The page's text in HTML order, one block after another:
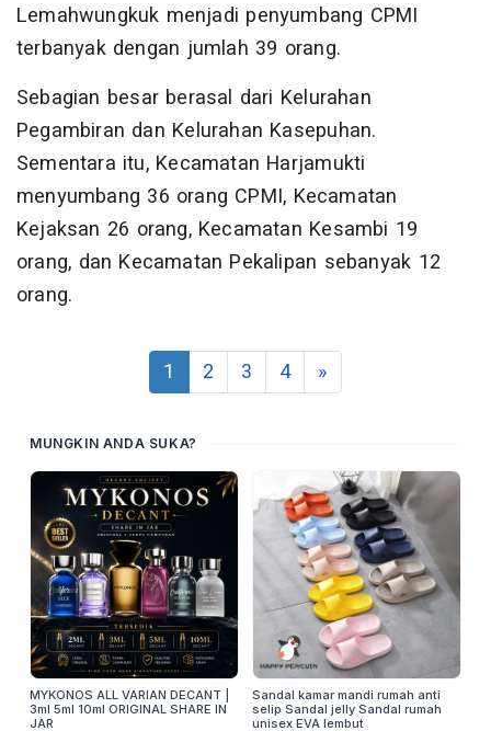
Lemahwungkuk menjadi penyumbang CPMI
terbanyak dengan jumlah 39 orang.
Sebagian besar berasal dari Kelurahan
Pegambiran dan Kelurahan Kasepuhan.
Sementara itu, Kecamatan Harjamukti
menyumbang 36 orang CPMI, Kecamatan
Kejaksan 26 orang, Kecamatan Kesambi 19
orang, dan Kecamatan Pekalipan sebanyak 12
orang.
1 2 3 4 »